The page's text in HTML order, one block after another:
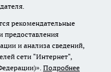
рекомендательные
предоставления
и анализа сведений,
сети "Интернет",
Подробнее